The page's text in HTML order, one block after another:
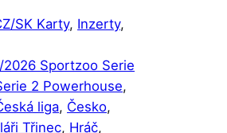
SK Karty, Inzerty
2026 Sportzoo Serie
2 Powerhouse
liga, Česko
Třinec, Hráč